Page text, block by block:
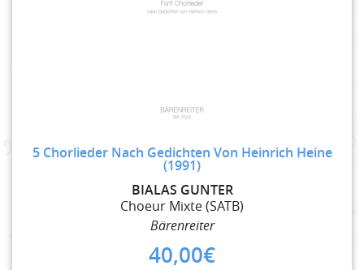
5 Chorlieder Nach Gedichten Von Heinrich Heine
(1991)
BIALAS GUNTER
Choeur Mixte (SATB)
Bärenreiter
40,00€